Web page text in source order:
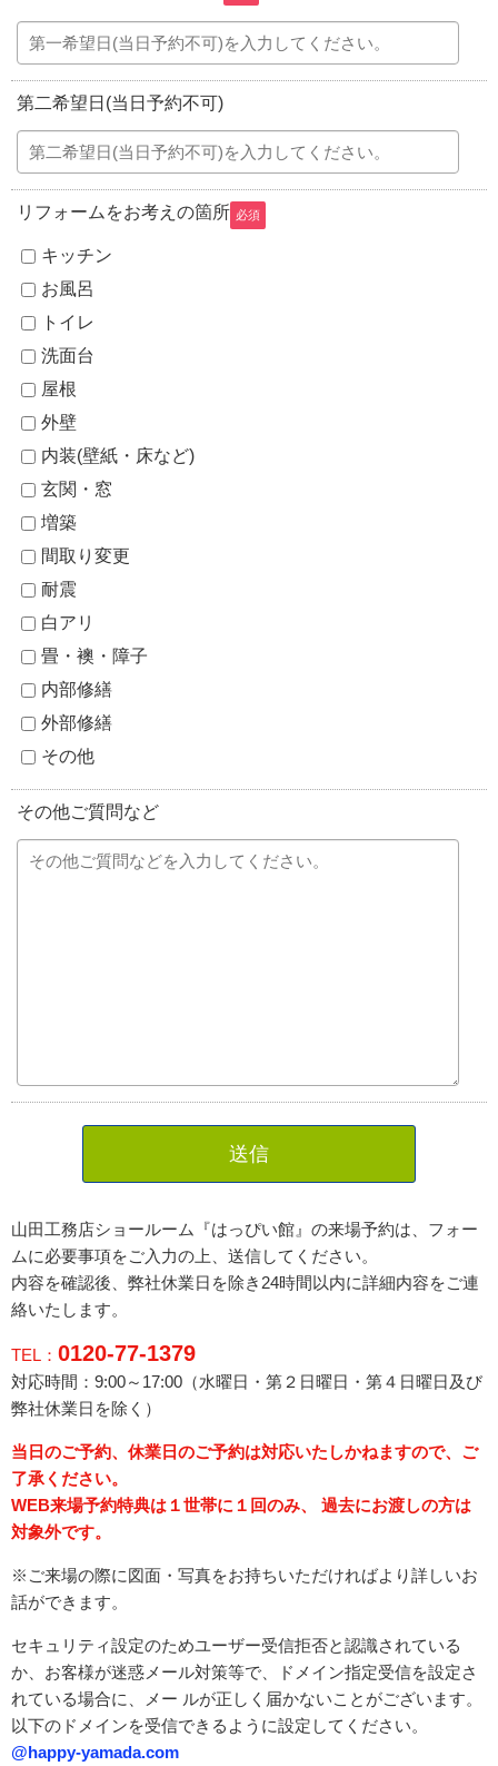
第二希望日(当日予約不可)
リフォームをお考えの箇所 必須
キッチン
お風呂
トイレ
洗面台
屋根
外壁
内装(壁紙・床など)
玄関・窓
増築
間取り変更
耐震
白アリ
畳・襖・障子
内部修繕
外部修繕
その他
その他ご質問など
送信
山田工務店ショールーム『はっぴい館』の来場予約は、フォー
ムに必要事項をご入力の上、送信してください。
内容を確認後、弊社休業日を除き24時間以内に詳細内容をご連
絡いたします。
TEL： 0120-77-1379
対応時間：9:00～17:00（水曜日・ 第２日曜日・第４日曜日 及び
弊社休業日を除く）
当日のご予約、休業日のご予約は対応いたしかねますので、ご
了承ください。
WEB来場予約特典は１世帯に１回のみ、 過去にお渡しの方は
対象外です。
※ご来場の際に図面・写真をお持ちいただければより詳しいお
話ができます。
セキュリティ設定のためユーザー受信拒否と認識されている
か、お客様が迷惑メール対策等で、ドメイン指定受信を設定さ
れている場合に、メー ルが正しく届かないことがございます。
以下のドメインを受信できるように設定してください。
@happy-yamada.com